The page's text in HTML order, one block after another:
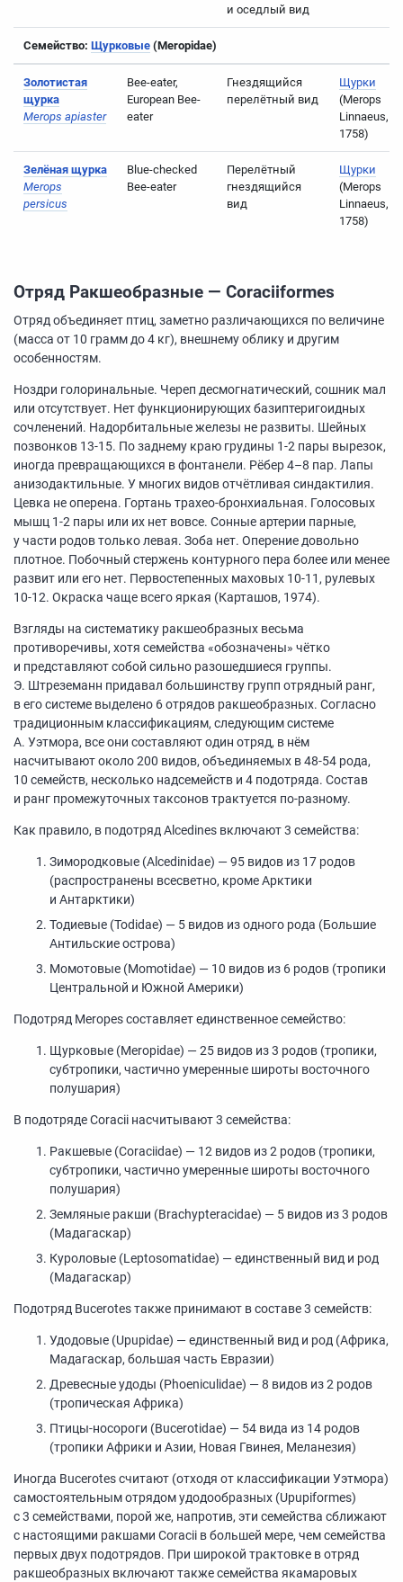
и оседлый вид
Семейство: Щурковые(Meropidae)
Золотистая
щурка
Merops apiaster
Bee-eater,
European Bee-
eater
Гнездящийся
перелётный вид
Щурки
(Merops
Linnaeus,
1758)
Зелёная щурка
Merops
persicus
Blue-checked
Bee-eater
Перелётный
гнездящийся
вид
Щурки
(Merops
Linnaeus,
1758)
Отряд Ракшеобразные — Coraciiformes
Отряд объединяет птиц, заметно различающихся по величине
(масса от 10 грамм до 4 кг), внешнему облику и другим
особенностям.
Ноздри голоринальные. Череп десмогнатический, сошник мал
или отсутствует. Нет функционирующих базиптеригоидных
сочленений. Надорбитальные железы не развиты. Шейных
позвонков 13-15. По заднему краю грудины 1-2 пары вырезок,
иногда превращающихся в фонтанели. Рёбер4–8 пар. Лапы
анизодактильные. У многих видов отчётливая синдактилия.
Цевка не оперена. Гортань трахео-бронхиальная. Голосовых
мышц 1-2 пары или их нет вовсе. Сонные артерии парные,
у части родов только левая. Зоба нет. Оперение довольно
плотное. Побочный стержень контурного пера более или менее
развит или его нет. Первостепенных маховых 10-11, рулевых
10-12. Окраска чаще всего яркая (Карташов, 1974).
Взгляды на систематику ракшеобразных весьма
противоречивы, хотя семейства «обозначены» чётко
и представляют собой сильно разошедшиеся группы.
Э. Штреземанн придавал большинству групп отрядный ранг,
в его системе выделено 6 отрядов ракшеобразных. Согласно
традиционным классификациям, следующим системе
А. Уэтмора, все они составляют один отряд, в нём
насчитывают около 200 видов, объединяемых в48-54 рода,
10 семейств, несколько надсемейств и 4 подотряда. Состав
и ранг промежуточных таксонов трактуется по-разному.
Как правило, в подотряд Alcedines включают 3 семейства:
Зимородковые (Alcedinidae) — 95 видов из 17 родов
(распространены всесветно, кроме Арктики
и Антарктики)
Тодиевые (Todidae) — 5 видов из одного рода (Большие
Антильские острова)
Момотовые (Momotidae) — 10 видов из 6 родов (тропики
Центральной и Южной Америки)
Подотряд Meropes составляет единственное семейство:
Щурковые (Meropidae) — 25 видов из 3 родов (тропики,
субтропики, частично умеренные широты восточного
полушария)
В подотряде Coracii насчитывают 3 семейства:
Ракшевые (Coraciidae) — 12 видов из 2 родов (тропики,
субтропики, частично умеренные широты восточного
полушария)
Земляные ракши (Brachypteracidae) — 5 видов из 3 родов
(Мадагаскар)
Куроловые (Leptosomatidae) — единственный вид и род
(Мадагаскар)
Подотряд Bucerotes также принимают в составе 3 семейств:
Удодовые (Upupidae) — единственный вид и род (Африка,
Мадагаскар, большая часть Евразии)
Древесные удоды (Phoeniculidae) — 8 видов из 2 родов
(тропическая Африка)
Птицы-носороги (Bucerotidae) — 54 вида из 14 родов
(тропики Африки и Азии, Новая Гвинея, Меланезия)
Иногда Bucerotes считают (отходя от классификации Уэтмора)
самостоятельным отрядом удодообразных (Upupiformes)
с 3 семействами, порой же, напротив, эти семейства сближают
с настоящими ракшами Coracii в большей мере, чем семейства
первых двух подотрядов. При широкой трактовке в отряд
ракшеобразных включают также семейства якамаровых